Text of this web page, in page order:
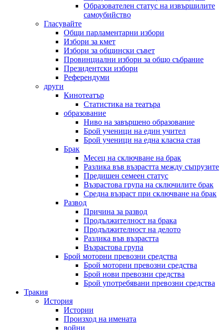
Образователен статус на извършилите
самоубийство
Гласувайте
Общи парламентарни избори
Избори за кмет
Избори за общински съвет
Провинциални избори за общо събрание
Президентски избори
Референдуми
други
Кинотеатър
Статистика на театъра
образование
Ниво на завършено образование
Брой ученици на един учител
Брой ученици на една класна стая
Брак
Месец на сключване на брак
Разлика във възрастта между съпрузите
Предишен семеен статус
Възрастова група на сключилите брак
Средна възраст при сключване на брак
Развод
Причина за развод
Продължителност на брака
Продължителност на делото
Разлика във възрастта
Възрастова група
Брой моторни превозни средства
Брой моторни превозни средства
Брой нови превозни средства
Брой употребявани превозни средства
Тракия
История
Истории
Произход на имената
войни